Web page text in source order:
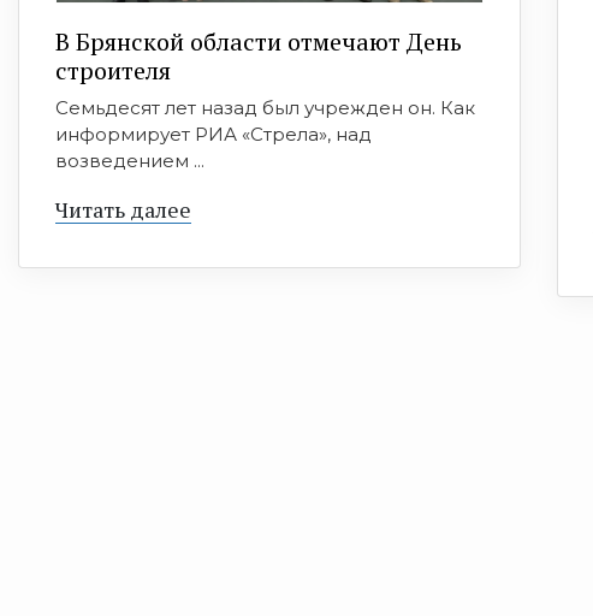
В Брянской области отмечают День
строителя
Семьдесят лет назад был учрежден он. Как
информирует РИА «Стрела», над
возведением ...
Читать далее